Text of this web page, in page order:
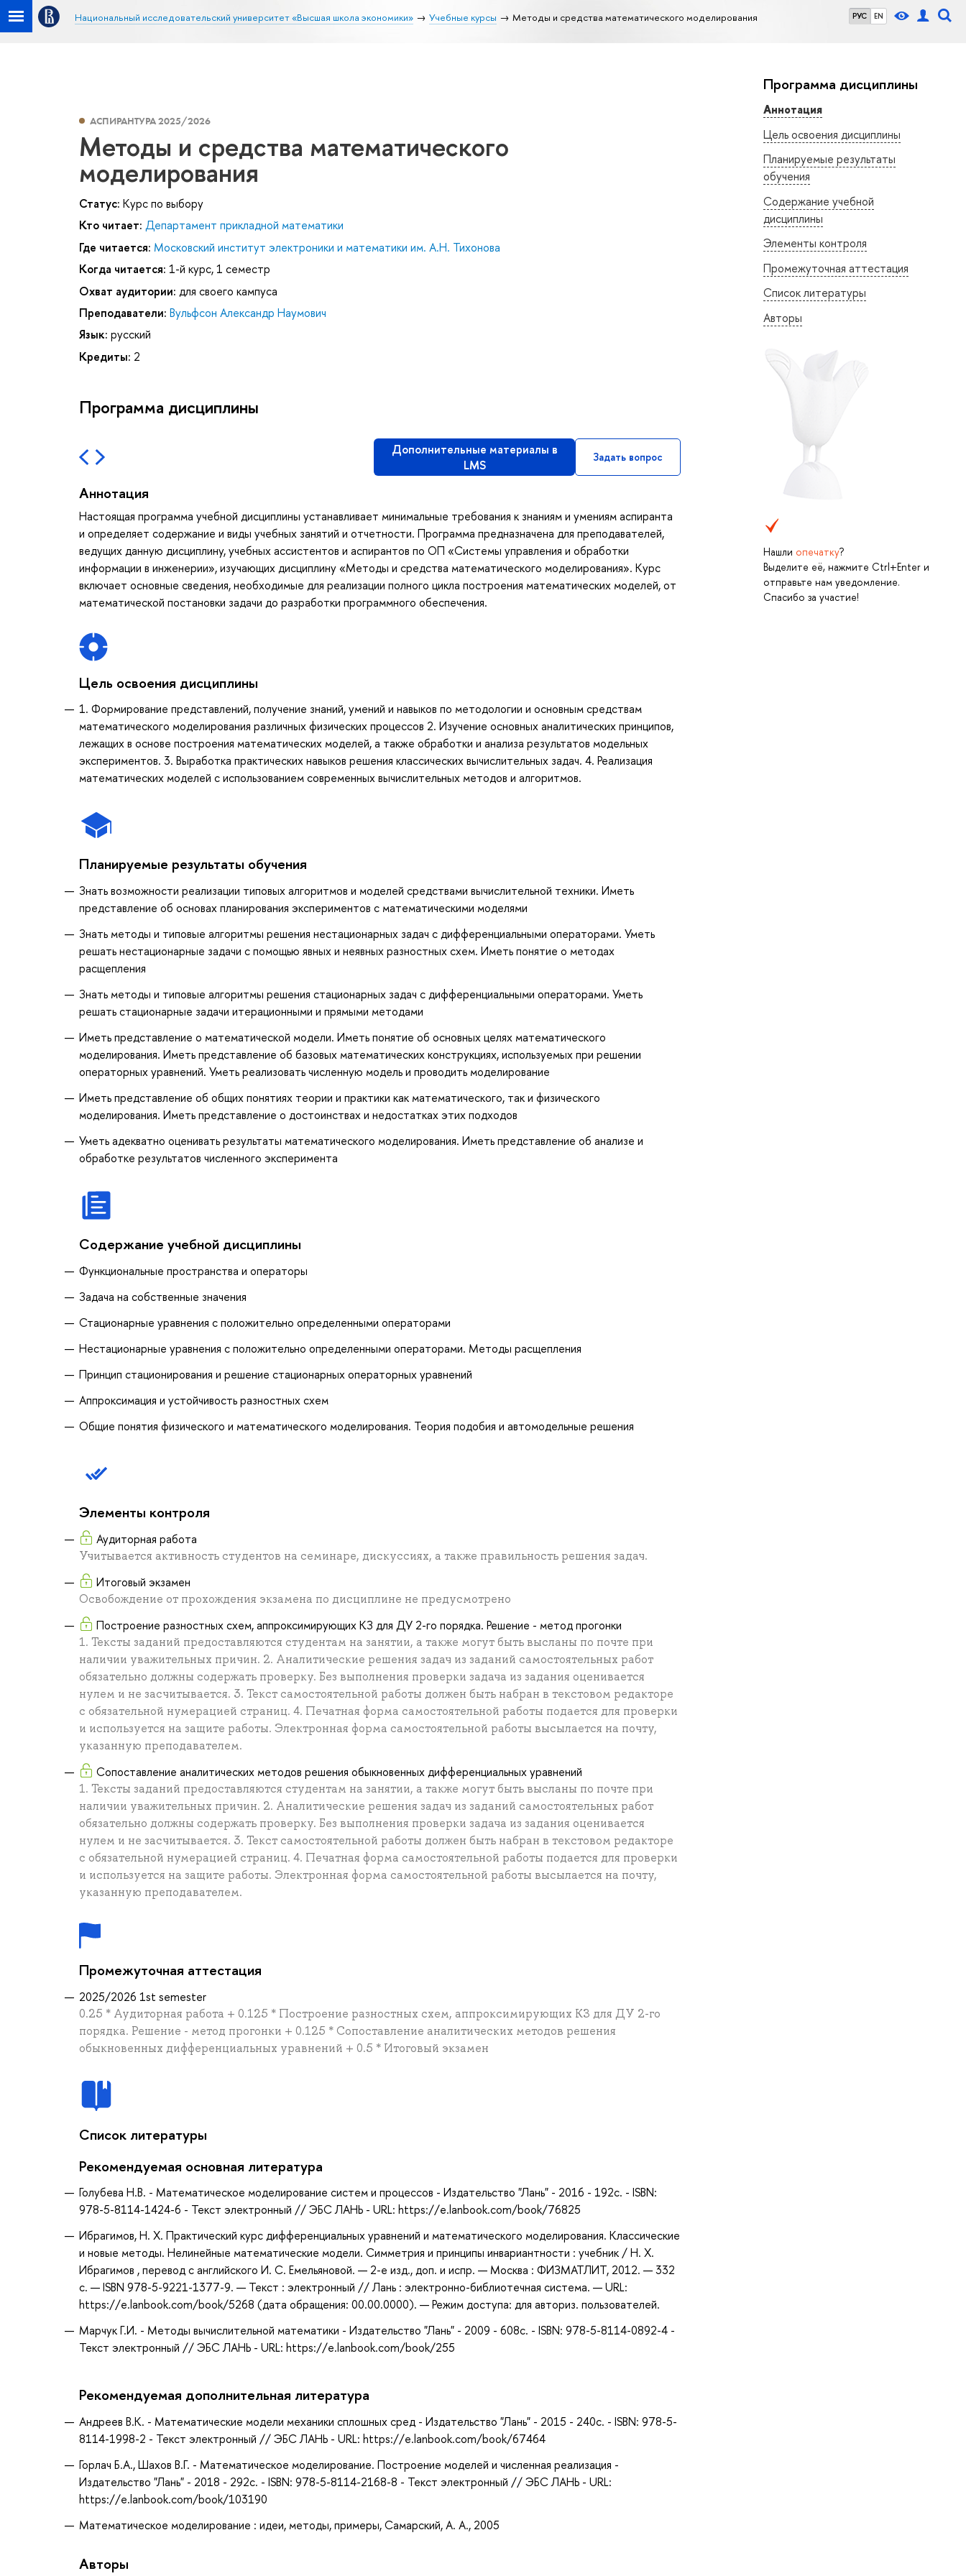
РУС EN
Национальный исследовательский университет «Высшая школа экономики» Учебные курсы Методы и средства математического моделирования
Программа дисциплины
Аннотация
Цель освоения дисциплины
Планируемые результаты
обучения
Содержание учебной
дисциплины
Элементы контроля
Промежуточная аттестация
Список литературы
Авторы
Нашли опечатку?
Выделите её, нажмите Ctrl+Enter и
отправьте нам уведомление.
Спасибо за участие!
АСПИРАНТУРА 2025/2026
Методы и средства математического
моделирования
Статус: Курс по выбору
Кто читает: Департамент прикладной математики
Где читается: Московский институт электроники и математики им. А.Н. Тихонова
Когда читается: 1-й курс, 1 семестр
Охват аудитории: для своего кампуса
Преподаватели: Вульфсон Александр Наумович
Язык: русский
Кредиты: 2
Программа дисциплины
Дополнительные материалы в
LMS
Задать вопрос
Аннотация
Настоящая программа учебной дисциплины устанавливает минимальные требования к знаниям и умениям аспиранта
и определяет содержание и виды учебных занятий и отчетности. Программа предназначена для преподавателей,
ведущих данную дисциплину, учебных ассистентов и аспирантов по ОП «Системы управления и обработки
информации в инженерии», изучающих дисциплину «Методы и средства математического моделирования». Курс
включает основные сведения, необходимые для реализации полного цикла построения математических моделей, от
математической постановки задачи до разработки программного обеспечения.
Цель освоения дисциплины
1. Формирование представлений, получение знаний, умений и навыков по методологии и основным средствам
математического моделирования различных физических процессов 2. Изучение основных аналитических принципов,
лежащих в основе построения математических моделей, а также обработки и анализа результатов модельных
экспериментов. 3. Выработка практических навыков решения классических вычислительных задач. 4. Реализация
математических моделей с использованием современных вычислительных методов и алгоритмов.
Планируемые результаты обучения
Знать возможности реализации типовых алгоритмов и моделей средствами вычислительной техники. Иметь
представление об основах планирования экспериментов с математическими моделями
Знать методы и типовые алгоритмы решения нестационарных задач с дифференциальными операторами. Уметь
решать нестационарные задачи с помощью явных и неявных разностных схем. Иметь понятие о методах
расщепления
Знать методы и типовые алгоритмы решения стационарных задач с дифференциальными операторами. Уметь
решать стационарные задачи итерационными и прямыми методами
Иметь представление о математической модели. Иметь понятие об основных целях математического
моделирования. Иметь представление об базовых математических конструкциях, используемых при решении
операторных уравнений. Уметь реализовать численную модель и проводить моделирование
Иметь представление об общих понятиях теории и практики как математического, так и физического
моделирования. Иметь представление о достоинствах и недостатках этих подходов
Уметь адекватно оценивать результаты математического моделирования. Иметь представление об анализе и
обработке результатов численного эксперимента
Содержание учебной дисциплины
Функциональные пространства и операторы
Задача на собственные значения
Стационарные уравнения с положительно определенными операторами
Нестационарные уравнения с положительно определенными операторами. Методы расщепления
Принцип стационирования и решение стационарных операторных уравнений
Аппроксимация и устойчивость разностных схем
Общие понятия физического и математического моделирования. Теория подобия и автомодельные решения
Элементы контроля
Аудиторная работа
Учитывается активность студентов на семинаре, дискуссиях, а также правильность решения задач.
Итоговый экзамен
Освобождение от прохождения экзамена по дисциплине не предусмотрено
Построение разностных схем, аппроксимирующих КЗ для ДУ 2-го порядка. Решение - метод прогонки
1. Тексты заданий предоставляются студентам на занятии, а также могут быть высланы по почте при
наличии уважительных причин. 2. Аналитические решения задач из заданий самостоятельных работ
обязательно должны содержать проверку. Без выполнения проверки задача из задания оценивается
нулем и не засчитывается. 3. Текст самостоятельной работы должен быть набран в текстовом редакторе
с обязательной нумерацией страниц. 4. Печатная форма самостоятельной работы подается для проверки
и используется на защите работы. Электронная форма самостоятельной работы высылается на почту,
указанную преподавателем.
Сопоставление аналитических методов решения обыкновенных дифференциальных уравнений
1. Тексты заданий предоставляются студентам на занятии, а также могут быть высланы по почте при
наличии уважительных причин. 2. Аналитические решения задач из заданий самостоятельных работ
обязательно должны содержать проверку. Без выполнения проверки задача из задания оценивается
нулем и не засчитывается. 3. Текст самостоятельной работы должен быть набран в текстовом редакторе
с обязательной нумерацией страниц. 4. Печатная форма самостоятельной работы подается для проверки
и используется на защите работы. Электронная форма самостоятельной работы высылается на почту,
указанную преподавателем.
Промежуточная аттестация
2025/2026 1st semester
0.25 * Аудиторная работа + 0.125 * Построение разностных схем, аппроксимирующих КЗ для ДУ 2-го
порядка. Решение - метод прогонки + 0.125 * Сопоставление аналитических методов решения
обыкновенных дифференциальных уравнений + 0.5 * Итоговый экзамен
Список литературы
Рекомендуемая основная литература
Голубева Н.В. - Математическое моделирование систем и процессов - Издательство "Лань" - 2016 - 192с. - ISBN:
978-5-8114-1424-6 - Текст электронный // ЭБС ЛАНЬ - URL: https://e.lanbook.com/book/76825
Ибрагимов, Н. Х. Практический курс дифференциальных уравнений и математического моделирования. Классические
и новые методы. Нелинейные математические модели. Симметрия и принципы инвариантности : учебник / Н. Х.
Ибрагимов , перевод с английского И. С. Емельяновой. — 2-е изд., доп. и испр. — Москва : ФИЗМАТЛИТ, 2012. — 332
с. — ISBN 978-5-9221-1377-9. — Текст : электронный // Лань : электронно-библиотечная система. — URL:
https://e.lanbook.com/book/5268 (дата обращения: 00.00.0000). — Режим доступа: для авториз. пользователей.
Марчук Г.И. - Методы вычислительной математики - Издательство "Лань" - 2009 - 608с. - ISBN: 978-5-8114-0892-4 -
Текст электронный // ЭБС ЛАНЬ - URL: https://e.lanbook.com/book/255
Рекомендуемая дополнительная литература
Андреев В.К. - Математические модели механики сплошных сред - Издательство "Лань" - 2015 - 240с. - ISBN: 978-5-
8114-1998-2 - Текст электронный // ЭБС ЛАНЬ - URL: https://e.lanbook.com/book/67464
Горлач Б.А., Шахов В.Г. - Математическое моделирование. Построение моделей и численная реализация -
Издательство "Лань" - 2018 - 292с. - ISBN: 978-5-8114-2168-8 - Текст электронный // ЭБС ЛАНЬ - URL:
https://e.lanbook.com/book/103190
Математическое моделирование : идеи, методы, примеры, Самарский, А. А., 2005
Авторы